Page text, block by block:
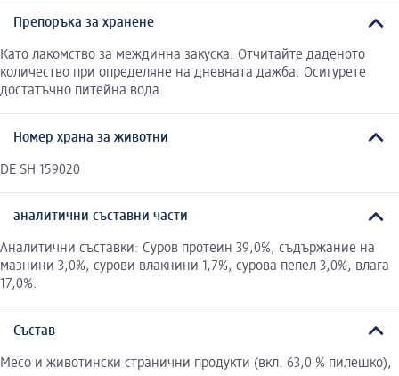
Препоръка за хранене
Като лакомство за междинна закуска. Отчитайте даденото
количество при определяне на дневната дажба. Осигурете
достатъчно питейна вода.
Номер храна за животни
DE SH 159020
аналитични съставни части
Аналитични съставки: Суров протеин 39,0%, съдържание на
мазнини 3,0%, сурови влакнини 1,7%, сурова пепел 3,0%, влага
17,0%.
Състав
Месо и животински странични продукти (вкл. 63,0 % пилешко),